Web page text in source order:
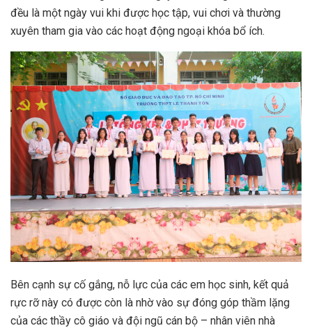
đều là một ngày vui khi được học tập, vui chơi và thường
xuyên tham gia vào các hoạt động ngoại khóa bổ ích.
Bên cạnh sự cố gắng, nỗ lực của các em học sinh, kết quả
rực rỡ này có được còn là nhờ vào sự đóng góp thầm lặng
của các thầy cô giáo và đội ngũ cán bộ – nhân viên nhà